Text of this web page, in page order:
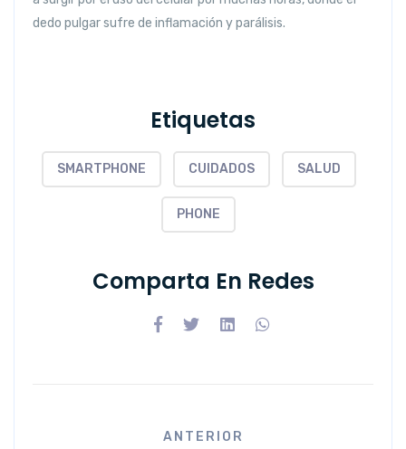
dedo pulgar sufre de inflamación y parálisis.
Etiquetas
SMARTPHONE CUIDADOS SALUD
PHONE
Comparta En Redes
ANTERIOR